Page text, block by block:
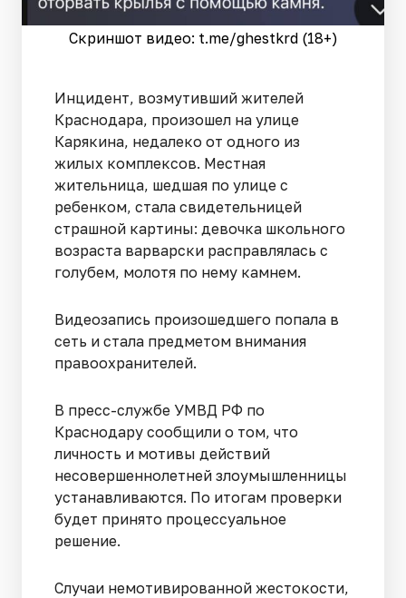
Скриншот видео: t.me/ghestkrd (18+)
Инцидент, возмутивший жителей
Краснодара, произошел на улице
Карякина, недалеко от одного из
жилых комплексов. Местная
жительница, шедшая по улице с
ребенком, стала свидетельницей
страшной картины: девочка школьного
возраста варварски расправлялась с
голубем, молотя по нему камнем.
Видеозапись произошедшего попала в
сеть и стала предметом внимания
правоохранителей.
В пресс-службе УМВД РФ по
Краснодару сообщили о том, что
личность и мотивы действий
несовершеннолетней злоумышленницы
устанавливаются. По итогам проверки
будет принято процессуальное
решение.
Случаи немотивированной жестокости,